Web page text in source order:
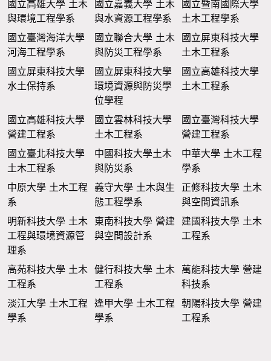
國立高雄大學 土木
與環境工程學系
國立嘉義大學 土木
與水資源工程學系
國立暨南國際大學
土木工程學系
國立臺灣海洋大學
河海工程學系
國立聯合大學 土木
與防災工程學系
國立屏東科技大學
土木工程系
國立屏東科技大學
水土保持系
國立屏東科技大學
環境資源與防災學
位學程
國立高雄科技大學
土木工程系
國立高雄科技大學
營建工程系
國立雲林科技大學
土木工程系
國立臺灣科技大學
營建工程系
國立臺北科技大學
土木工程系
中國科技大學土木
與防災系
中華大學 土木工程
學系
中原大學 土木工程
系
義守大學 土木與生
態工程學系
正修科技大學 土木
與空間資訊系
明新科技大學 土木
工程與環境資源管
理系
東南科技大學 營建
與空間設計系
建國科技大學 土木
工程系
高苑科技大學 土木
工程系
健行科技大學 土木
工程系
萬能科技大學 營建
科技系
淡江大學 土木工程
學系
逢甲大學 土木工程
學系
朝陽科技大學 營建
工程系